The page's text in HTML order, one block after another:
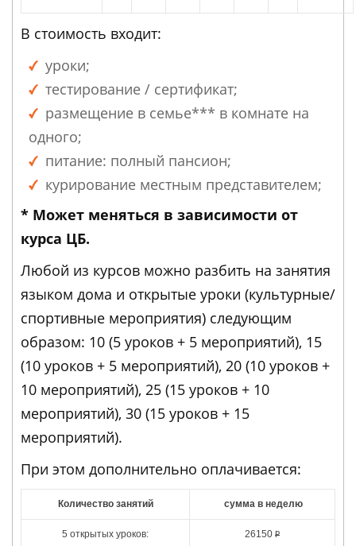
В стоимость входит:
уроки;
тестирование / сертификат;
размещение в семье*** в комнате на
одного;
питание: полный пансион;
курирование местным представителем;
* Может меняться в зависимости от
курса ЦБ.
Любой из курсов можно разбить на занятия
языком дома и открытые уроки (культурные/
спортивные мероприятия) следующим
образом: 10 (5 уроков + 5 мероприятий), 15
(10 уроков + 5 мероприятий), 20 (10 уроков +
10 мероприятий), 25 (15 уроков + 10
мероприятий), 30 (15 уроков + 15
мероприятий).
При этом дополнительно оплачивается:
Количество занятий сумма в неделю
5 открытых уроков: 26150 Р